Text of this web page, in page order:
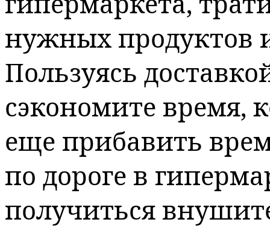
нужных продуктов
Пользуясь
сэкономите время,
еще прибавить
по дороге в
получиться